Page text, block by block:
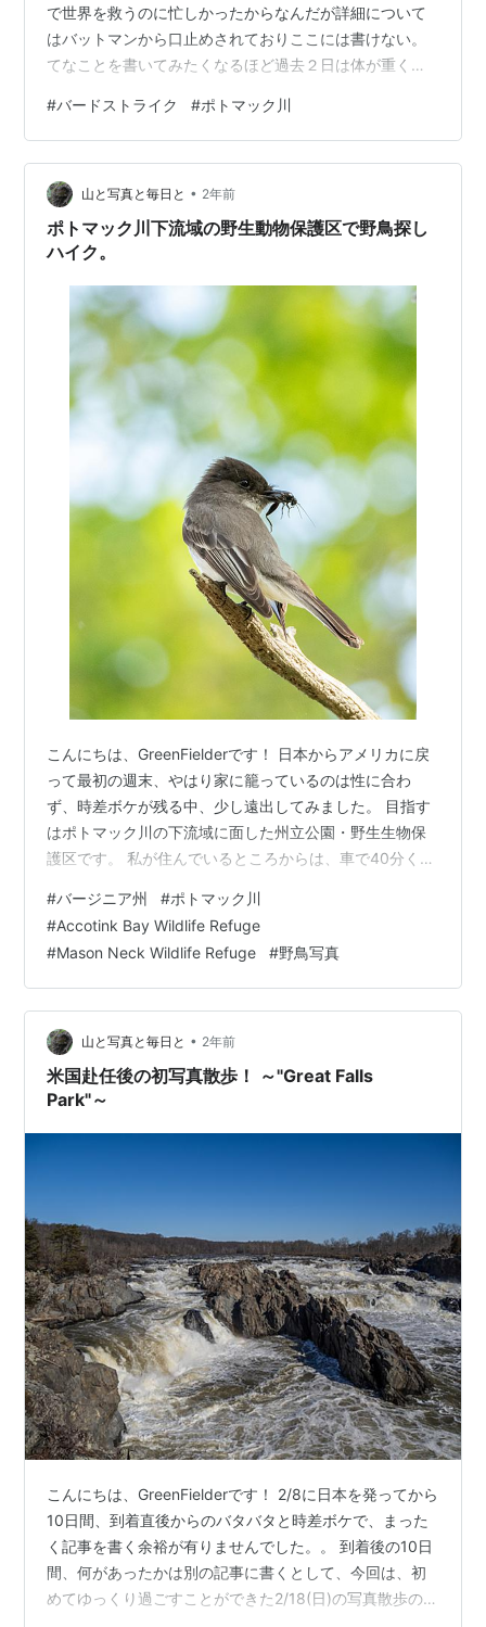
で世界を救うのに忙しかったからなんだが詳細について
はバットマンから口止めされておりここには書けない。
てなことを書いてみたくなるほど過去２日は体が重く、
ミが溜まる一方だった。 幸いなことに週末にさしかかっ
たところでまあまあ元気をとりもどし、今日はワシント
ンＤＣの散歩の名所へ出かけた。 つい先日まで桜を求め
るひとびとで大賑わいだったポトマック河畔も、さすが
に落ち着きを取り戻していた。 ペニーさんには棒投げ遊
びでひとしきり暴れていただいたあと、二人掛…
#バードストライク #ポトマック川
山と写真と毎日と • 2年前
ポトマック川下流域の野生動物保護区で野鳥探し
ハイク。
こんにちは、GreenFielderです！ 日本からアメリカに戻
って最初の週末、やはり家に籠っているのは性に合わ
ず、時差ボケが残る中、少し遠出してみました。 目指す
はポトマック川の下流域に面した州立公園・野生生物保
護区です。 私が住んでいるところからは、車で40分くら
Bay Wildlife Refuge"に向かいました！ Accotink Bay
Wildlife Refuge - Wikipedia まず入口の駐車場に行く
と、周辺地図がありました。 Accotink Bay Wildlife
Refugeの地図。 この…
#バージニア州 #ポトマック川
#Accotink Bay Wildlife Refuge
#Mason Neck Wildlife Refuge #野鳥写真
山と写真と毎日と • 2年前
米国赴任後の初写真散歩！ ～"Great Falls
Park"～
こんにちは、GreenFielderです！ 2/8に日本を発ってから
10日間、到着直後からのバタバタと時差ボケで、まった
く記事を書く余裕が有りませんでした。。 到着後の10日
間、何があったかは別の記事に書くとして、今回は、初
めてゆっくり過ごすことができた2/18(日)の写真散歩の様